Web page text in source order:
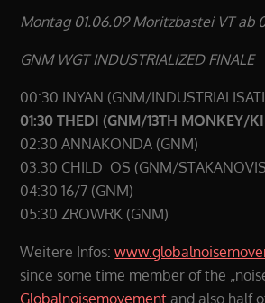
Montag 01.06.09 Moritzbastei VT ab
GNM WGT INDUSTRIALIZED FINALE
00:30 INYAN (GNM/
01:30 THEDI (GNM/13TH MONKEY/
02:30 ANNAKONDA (GNM)
03:30 CHILD_OS (GNM/
04:30 16/7 (GNM)
05:30 ZROWRK (GNM)
Weitere Infos:
since some time member of the
Globalnoisemovement and also half